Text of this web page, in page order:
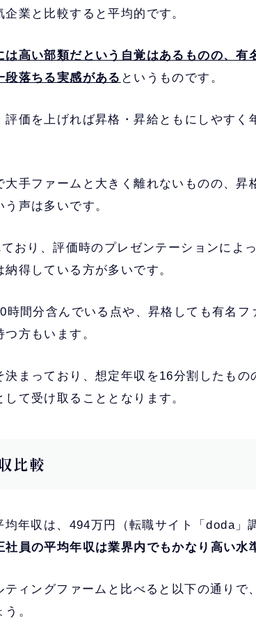
業と比較すると平均的です。
は高い部類だという自覚はあるものの、有
段落ちる実感がある というものです。
価を上げれば昇格・昇給ともにしやすく
手ファームと大きく離れないものの、昇
声は多いです。
おり、評価時のプレゼンテーションによ
得している方が多いです。
時間分含んでいる点や、昇格しても有名フ
方もいます。
まっており、想定年収を16分割したもの
て受け取ることとなります。
比較
年収は、494万円（転職サイト「doda」
員の平均年収は業界内でもかなり高い水
ィングファームと比べると以下の通りで
。